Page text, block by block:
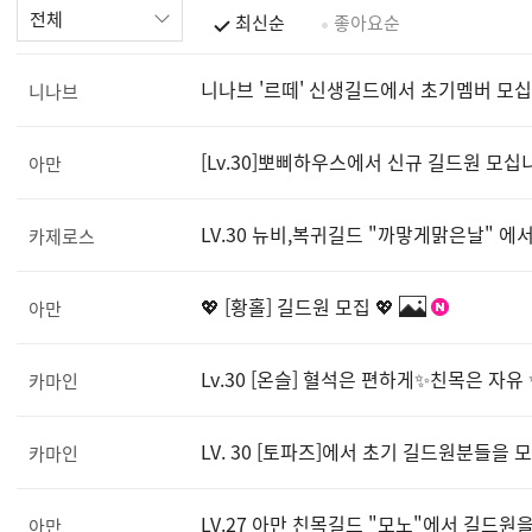
전체 최신순 좋아요순
니나브 니나브 '르떼' 신생길드에서 초기멤버 모
아만 [Lv.30]뽀삐하우스에서 신규 길드원 모십
카제로스 LV.30 뉴비,복귀길드 "까맣게맑은날" 에
아만 💖 [황홀] 길드원 모집 💖
카마인 Lv.30 [온슬] 혈석은 편하게✨친목은 자유
카마인 LV. 30 [토파즈]에서 초기 길드원분들을
아만 LV.27 아만 친목길드 "모노"에서 길드원